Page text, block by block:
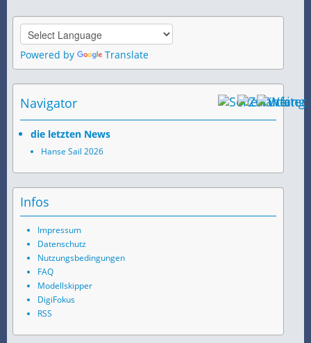
Powered by Translate
Navigator
die letzten News
Hanse Sail 2026
Infos
Impressum
Datenschutz
Nutzungsbedingungen
FAQ
Modellskipper
DigiFokus
RSS